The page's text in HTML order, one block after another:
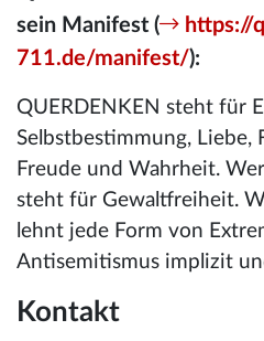
sein Manifest (
https://
711.de/manifest/):
QUERDENKEN steht für
Selbstbestimmung, Liebe,
Freude und Wahrheit.
steht für Gewaltfreiheit.
lehnt jede Form von
Antisemitismus implizit
Kontakt